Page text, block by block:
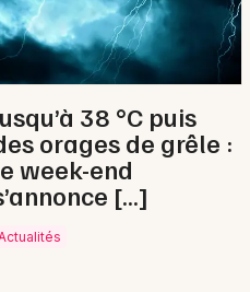
Lot
38 °C puis
orages de grêle :
week-end
[…]